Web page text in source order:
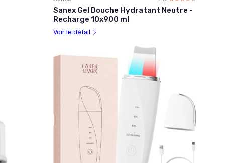
Sanex Gel Douche Hydratant Neutre -
Recharge 10x900 ml
Voir le détail